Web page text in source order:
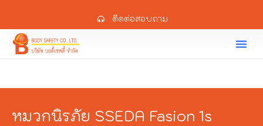
ติดต่อสอบถาม
หมวกนิรภัย SSEDA Fasion 1s